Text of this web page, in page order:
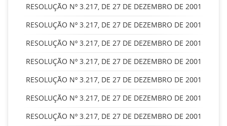
RESOLUÇÃO Nº 3.217, DE 27 DE DEZEMBRO DE 2001
RESOLUÇÃO Nº 3.217, DE 27 DE DEZEMBRO DE 2001
RESOLUÇÃO Nº 3.217, DE 27 DE DEZEMBRO DE 2001
RESOLUÇÃO Nº 3.217, DE 27 DE DEZEMBRO DE 2001
RESOLUÇÃO Nº 3.217, DE 27 DE DEZEMBRO DE 2001
RESOLUÇÃO Nº 3.217, DE 27 DE DEZEMBRO DE 2001
RESOLUÇÃO Nº 3.217, DE 27 DE DEZEMBRO DE 2001